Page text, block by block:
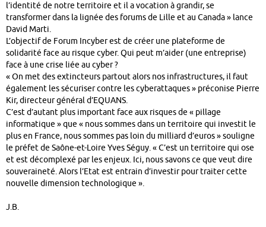
l’identité de notre territoire et il a vocation à grandir, se
transformer dans la lignée des forums de Lille et au Canada » lance
David Marti.
L’objectif de Forum Incyber est de créer une plateforme de
solidarité face au risque cyber. Qui peut m’aider (une entreprise)
face à une crise liée au cyber ?
« On met des extincteurs partout alors nos infrastructures, il faut
également les sécuriser contre les cyberattaques » préconise Pierre
Kir, directeur général d’EQUANS.
C’est d’autant plus important face aux risques de « pillage
informatique » que « nous sommes dans un territoire qui investit le
plus en France, nous sommes pas loin du milliard d’euros » souligne
le préfet de Saône-et-Loire Yves Séguy. « C’est un territoire qui ose
et est décomplexé par les enjeux. Ici, nous savons ce que veut dire
souveraineté. Alors l’Etat est entrain d’investir pour traiter cette
nouvelle dimension technologique ».
J.B.